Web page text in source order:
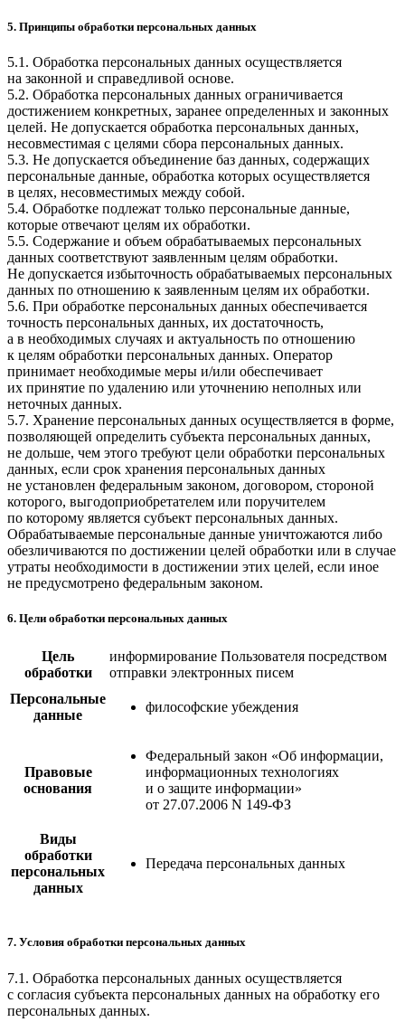
5. Принципы обработки персональных данных
5.1. Обработка персональных данных осуществляется
на законной и справедливой основе.
5.2. Обработка персональных данных ограничивается
достижением конкретных, заранее определенных и законных
целей. Не допускается обработка персональных данных,
несовместимая с целями сбора персональных данных.
5.3. Не допускается объединение баз данных, содержащих
персональные данные, обработка которых осуществляется
в целях, несовместимых между собой.
5.4. Обработке подлежат только персональные данные,
которые отвечают целям их обработки.
5.5. Содержание и объем обрабатываемых персональных
данных соответствуют заявленным целям обработки.
Не допускается избыточность обрабатываемых персональных
данных по отношению к заявленным целям их обработки.
5.6. При обработке персональных данных обеспечивается
точность персональных данных, их достаточность,
а в необходимых случаях и актуальность по отношению
к целям обработки персональных данных. Оператор
принимает необходимые меры и/или обеспечивает
их принятие по удалению или уточнению неполных или
неточных данных.
5.7. Хранение персональных данных осуществляется в форме,
позволяющей определить субъекта персональных данных,
не дольше, чем этого требуют цели обработки персональных
данных, если срок хранения персональных данных
не установлен федеральным законом, договором, стороной
которого, выгодоприобретателем или поручителем
по которому является субъект персональных данных.
Обрабатываемые персональные данные уничтожаются либо
обезличиваются по достижении целей обработки или в случае
утраты необходимости в достижении этих целей, если иное
не предусмотрено федеральным законом.
6. Цели обработки персональных данных
Цель
обработки
информирование Пользователя посредством
отправки электронных писем
Персональные
данные
философские убеждения
Правовые
основания
Федеральный закон «Об информации,
информационных технологиях
и о защите информации»
от 27.07.2006 N 149-ФЗ
Виды
обработки
персональных
данных
Передача персональных данных
7. Условия обработки персональных данных
7.1. Обработка персональных данных осуществляется
с согласия субъекта персональных данных на обработку его
персональных данных.